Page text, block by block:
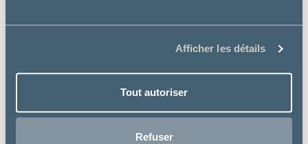
Afficher les détails
Tout autoriser
Refuser